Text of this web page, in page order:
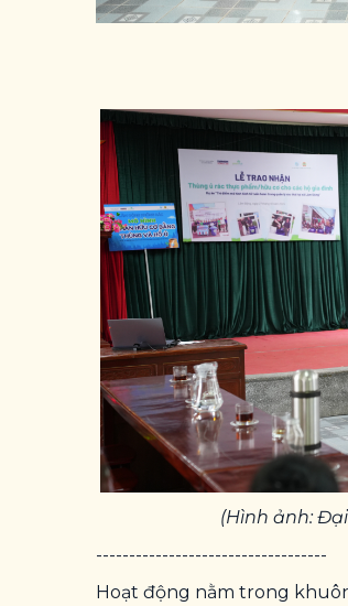
(Hình ảnh:
-----------------------------------
Hoạt động nằm trong